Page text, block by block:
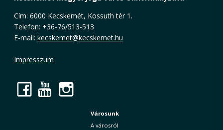
Cím: 6000 Kecskemét, Kossuth tér 1.
Telefon: +36-76/513-513
E-mail: kecskemet@kecskemet.hu
Impresszum
Facebook
YouTube
Városunk
A városról